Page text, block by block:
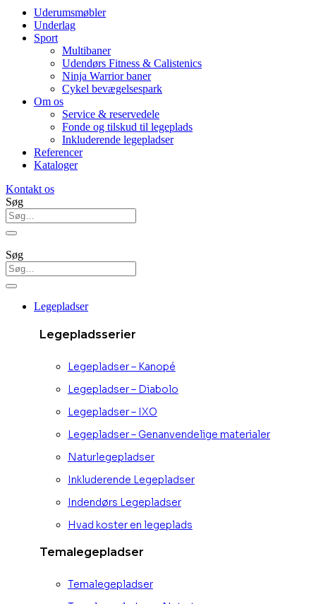
Uderumsmøbler
Underlag
Sport
Multibaner
Udendørs Fitness & Calistenics
Ninja Warrior baner
Cykel bevægelsespark
Om os
Service & reservedele
Fonde og tilskud til legeplads
Inkluderende legepladser
Referencer
Kataloger
Kontakt os
Søg
Søg
Legepladser
Legepladsserier
Legepladser – Kanopé
Legepladser – Diabolo
Legepladser – IXO
Legepladser – Genanvendelige materialer
Naturlegepladser
Inkluderende Legepladser
Indendørs Legepladser
Hvad koster en legeplads
Temalegepladser
Temalegepladser